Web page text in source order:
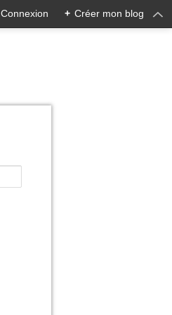
Connexion + Créer mon blog